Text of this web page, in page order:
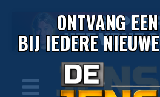
ONTVANG
BIJ IEDERE